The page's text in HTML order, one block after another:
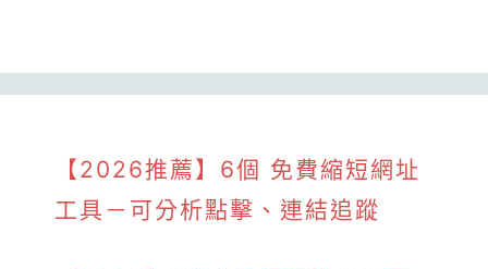
【2026推薦】6個 免費縮短網址
工具－可分析點擊、連結追蹤